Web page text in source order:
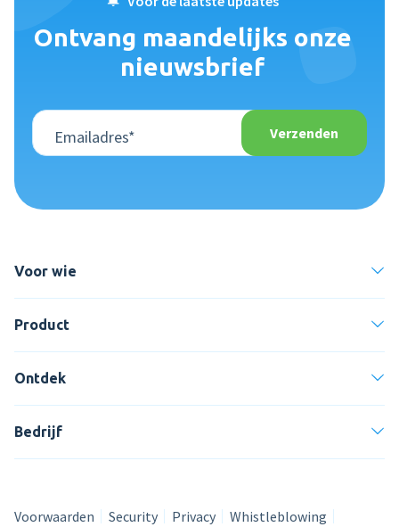
Ontvang maandelijks onze
nieuwsbrief
Voor wie
Product
Ontdek
Bedrijf
Voorwaarden Security Privacy Whistleblowing